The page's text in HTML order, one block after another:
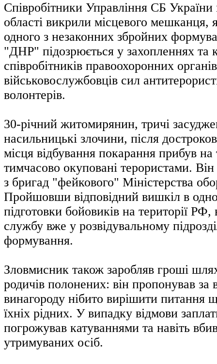
Співробітники Управління СБ
області викрили місцевого мешканця,
одного з незаконних збройних
"ДНР" підозрюється у захопленнях та
співробітників правоохоронних
військовослужбовців сил
волонтерів.
30-річний житомирянин, тричі
насильницькі злочини, після
місця відбування покарання прибув на
тимчасово окуповані терористами. Він
з бригад "фейкового" Міністерства
Пройшовши відповідний вишкіл в
підготовки бойовиків на території
службу вже у розвідувальному
формування.
Зловмисник також заробляв гроші
родичів полонених: він пропонував за
винагороду нібито вирішити питання
їхніх рідних. У випадку відмови
погрожував катуваннями та навіть
утримуваних осіб.